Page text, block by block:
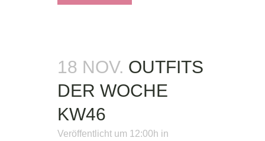
18 NOV. OUTFITS
DER WOCHE
KW46
Veröffentlicht um 12:00h in